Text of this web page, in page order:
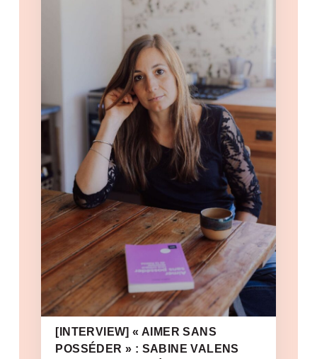
[INTERVIEW] « AIMER SANS
POSSÉDER » : SABINE VALENS